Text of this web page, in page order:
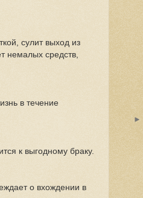
сулит выход из
немалых средств,
в течение
к выгодному браку.
о вхождении в
►